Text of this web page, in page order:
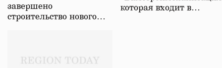
завершено
строительство нового…
которая входит в…